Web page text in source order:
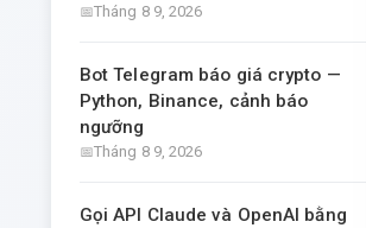
Tháng 8 9, 2026
Bot Telegram báo giá crypto —
Python, Binance, cảnh báo
ngưỡng
Tháng 8 9, 2026
Gọi API Claude và OpenAI bằng